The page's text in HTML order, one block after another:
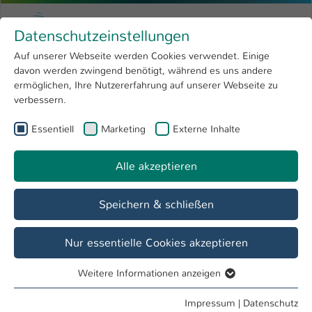
Menu
Forschung 4
Open submenu
Hochschule
International
Zum Hauptinhalt springen
Hochschule Kaiserslautern
Sie sind hier:
Menschen und Projekte
Show larger version
Datenschutzeinstellungen
Auf unserer Webseite werden Cookies verwendet. Einige
davon werden zwingend benötigt, während es uns andere
ermöglichen, Ihre Nutzererfahrung auf unserer Webseite zu
verbessern.
Essentiell Marketing Externe Inhalte
Alle akzeptieren
Speichern & schließen
Nur essentielle Cookies akzeptieren
Essentielle Cookies werden für grundlegende Funktionen
Weitere Informationen anzeigen
Impressum | Datenschutz